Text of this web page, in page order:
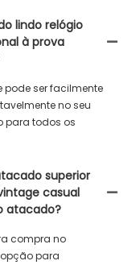
lindo relógio
à prova
pode ser facilmente
no seu
para todos os
superior
casual
atacado?
compra no
para